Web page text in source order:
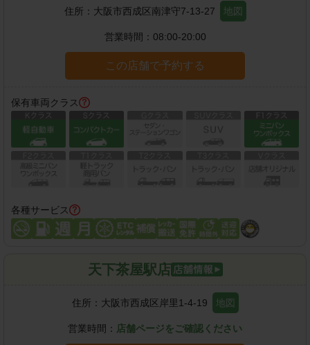
住所： 大阪市西成区南津守7-13-27 地図
営業時間： 08:00-20:00
この店舗で予約する
保有車両クラス
各種サービス
天下茶屋駅店
住所： 大阪市西成区岸里1-4-19 地図
営業時間： 店舗ページをご確認ください